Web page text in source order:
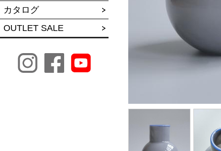
カタログ
OUTLET SALE